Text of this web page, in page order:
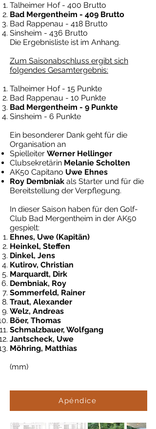
Talheimer Hof - 400 Brutto
Bad Mergentheim - 409 Brutto
Bad Rappenau - 418 Brutto
Sinsheim - 436 Brutto
Die Ergebnisliste ist im Anhang.
Zum Saisonabschluss ergibt sich
folgendes Gesamtergebnis:
Talheimer Hof - 15 Punkte
Bad Rappenau - 10 Punkte
Bad Mergentheim - 9 Punkte
Sinsheim - 6 Punkte
Ein besonderer Dank geht für die
Organisation an
Spielleiter Werner Hellinger
Clubsekretärin Melanie Scholten
AK50 Capitano Uwe Ehnes
Roy Dembniak als Starter und für die
Bereitstellung der Verpflegung.
In dieser Saison haben für den Golf-
Club Bad Mergentheim in der AK50
gespielt:
Ehnes, Uwe (Kapitän)
Heinkel, Steffen
Dinkel, Jens
Kutirov, Christian
Marquardt, Dirk
Dembniak, Roy
Sommerfeld, Rainer
Traut, Alexander
Welz, Andreas
Böer, Thomas
Schmalzbauer, Wolfgang
Jantscheck, Uwe
Möhring, Matthias
(mm)
Apéndice